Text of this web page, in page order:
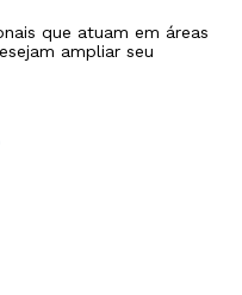
que atuam em áreas
ampliar seu